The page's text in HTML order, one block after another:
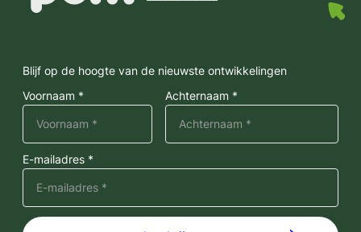
Blijf op de hoogte van de nieuwste ontwikkelingen
Voornaam *
Achternaam *
E-mailadres *